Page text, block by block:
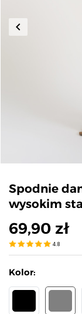
Poprzedni
keyboard_arrow_left
Spodnie
wysokim
69,90 zł
4.8
Kolor: